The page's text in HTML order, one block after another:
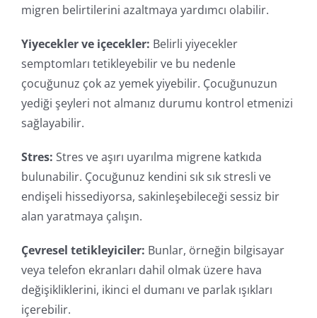
migren belirtilerini azaltmaya yardımcı olabilir.
Yiyecekler ve içecekler: Belirli yiyecekler
semptomları tetikleyebilir ve bu nedenle
çocuğunuz çok az yemek yiyebilir. Çocuğunuzun
yediği şeyleri not almanız durumu kontrol etmenizi
sağlayabilir.
Stres: Stres ve aşırı uyarılma migrene katkıda
bulunabilir. Çocuğunuz kendini sık sık stresli ve
endişeli hissediyorsa, sakinleşebileceği sessiz bir
alan yaratmaya çalışın.
Çevresel tetikleyiciler: Bunlar, örneğin bilgisayar
veya telefon ekranları dahil olmak üzere hava
değişikliklerini, ikinci el dumanı ve parlak ışıkları
içerebilir.